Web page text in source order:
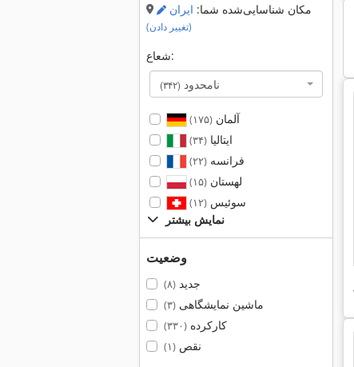
مکان شناسایی‌شده شما: ایران
(تغییر دادن)
شعاع:
نامحدود (۳۴۲)
آلمان(۱۷۵)
ایتالیا(۳۴)
فرانسه(۲۲)
لهستان(۱۵)
سوئیس(۱۲)
نمایش بیشتر
وضعیت
جدید(۸)
ماشین نمایشگاهی(۳)
کارکرده(۳۳۰)
نقص(۱)
Weiler Praktikus